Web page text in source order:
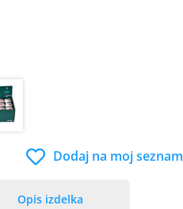
Dodaj na moj seznam
Opis izdelka